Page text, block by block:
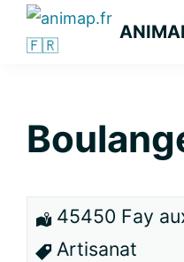
Passer
principale
Passer
Passer
latérale
principale
45450 Fay
Artisanat